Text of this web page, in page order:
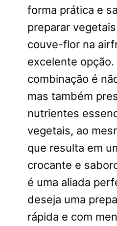
forma prática e
preparar
couve-flor na
excelente opção.
combinação é
mas também
nutrientes
vegetais, ao
que resulta em
crocante e
é uma aliada
deseja uma
rápida e com